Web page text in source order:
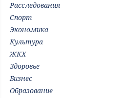
Расследования
Спорт
Экономика
Культура
ЖКХ
Здоровье
Бизнес
Образование